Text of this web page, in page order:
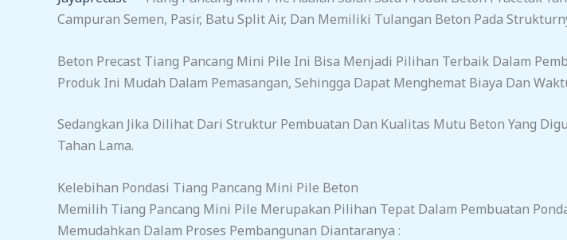
Campuran Semen, Pasir, Batu Split Air, Dan Memiliki Tulangan Beton Pada
Beton Precast Tiang Pancang Mini Pile Ini Bisa Menjadi Pilihan Terbaik Dalam
Produk Ini Mudah Dalam Pemasangan, Sehingga Dapat Menghemat Biaya Dan
Sedangkan Jika Dilihat Dari Struktur Pembuatan Dan Kualitas Mutu Beton Yang
Tahan Lama.
Kelebihan Pondasi Tiang Pancang Mini Pile Beton
Memilih Tiang Pancang Mini Pile Merupakan Pilihan Tepat Dalam Pembuatan
Memudahkan Dalam Proses Pembangunan Diantaranya :